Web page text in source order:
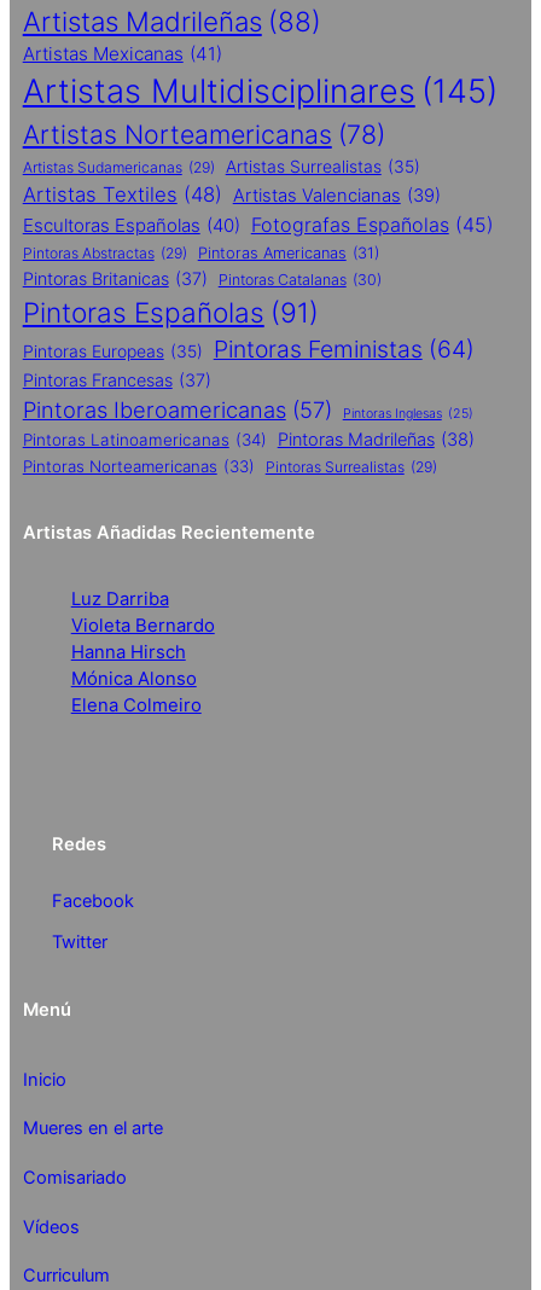
Artistas Madrileñas (88)
Artistas Mexicanas (41)
Artistas Multidisciplinares (145)
Artistas Norteamericanas (78)
Artistas Sudamericanas (29) Artistas Surrealistas (35)
Artistas Textiles (48) Artistas Valencianas (39)
Escultoras Españolas (40) Fotografas Españolas (45)
Pintoras Abstractas (29) Pintoras Americanas (31)
Pintoras Britanicas (37) Pintoras Catalanas (30)
Pintoras Españolas (91)
Pintoras Europeas (35) Pintoras Feministas (64)
Pintoras Francesas (37)
Pintoras Iberoamericanas (57) Pintoras Inglesas (25)
Pintoras Latinoamericanas (34) Pintoras Madrileñas (38)
Pintoras Norteamericanas (33) Pintoras Surrealistas (29)
Artistas Añadidas Recientemente
Luz Darriba
Violeta Bernardo
Hanna Hirsch
Mónica Alonso
Elena Colmeiro
Redes
Facebook
Twitter
Menú
Inicio
Mueres en el arte
Comisariado
Vídeos
Curriculum